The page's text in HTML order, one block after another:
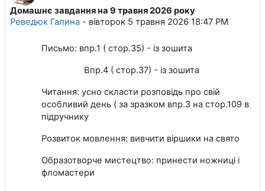
Домашнє завдання на 9 травня 2026 року
Реведюк Галина - вівторок 5 травня 2026 18:47 PM
Кількість відповідей: 0
Письмо: впр.1 ( стор.35) - із зошита
Впр.4 ( стор.37) - із зошита
Читання: усно скласти розповідь про свій
особливий день ( за зразком впр.3 на стор.109 в
підручнику
Розвиток мовлення: вивчити віршики на свято
Образотворче мистецтво: принести ножниці і
фломастери